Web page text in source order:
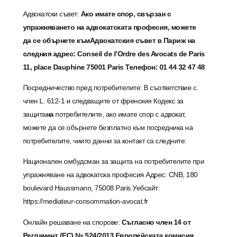
Адвокатски съвет: Ако имате спор, свързан с
упражняването на адвокатската професия, можете
да се обърнете къмАдвокатския съвет в Парижна
следния адрес: Conseil de l’Ordre des Avocats de Paris
11, place Dauphine 75001 Paris Телефон: 01 44 32 47 48
Посредничество пред потребителите: В съответствие с
член L. 612-1 и следващите от френския Кодекс за
защитанапотребителите, ако имате спор с адвокат,
можете да се обърнете безплатно към посредника на
потребителите, чиито данни за контакт са следните:
Национален омбудсман за защита на потребителите при
упражняване на адвокатска професия Адрес: CNB, 180
boulevard Haussmann, 75008 Paris Уебсайт:
https://mediateur-consommation-avocat.fr
Онлайн решаване на спорове: Съгласно член 14 от
Регламент (ЕС) № 524/2013 Европейската комисия